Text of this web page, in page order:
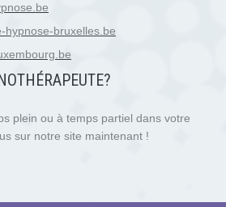
hypnose-bruxelles.be
ÉRAPEUTE?
plein ou à temps partiel dans votre
sur notre site maintenant !